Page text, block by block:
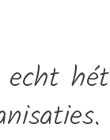
echt hét